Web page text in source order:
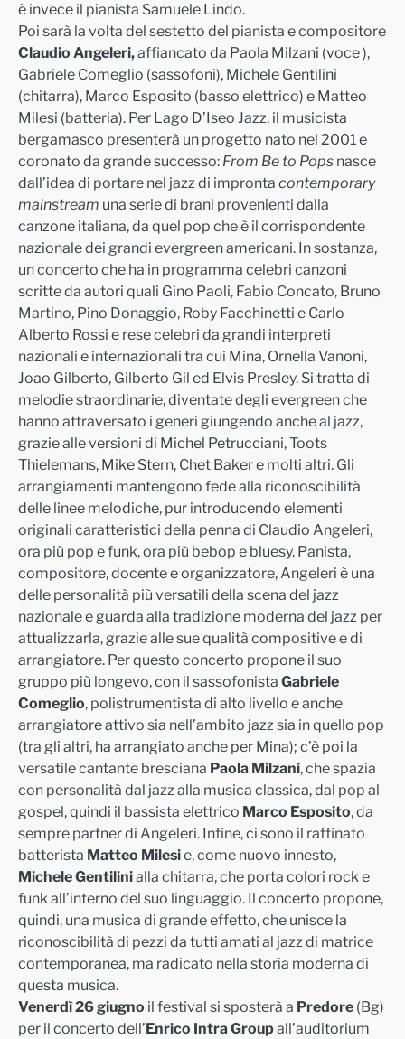
è invece il pianista Samuele Lindo.
Poi sarà la volta del sestetto del pianista e compositore
Claudio Angeleri,affiancato da Paola Milzani (voce ),
Gabriele Comeglio (sassofoni), Michele Gentilini
(chitarra), Marco Esposito (basso elettrico) e Matteo
Milesi (batteria). Per Lago D’Iseo Jazz, il musicista
bergamasco presenterà un progetto nato nel 2001 e
coronato da grande successo: From Be to Pops nasce
dall’idea di portare nel jazz di impronta contemporary
mainstream una serie di brani provenienti dalla
canzone italiana, da quel pop che è il corrispondente
nazionale dei grandi evergreen americani. In sostanza,
unconcerto che ha in programma celebri canzoni
scritte da autori quali Gino Paoli, Fabio Concato, Bruno
Martino, Pino Donaggio, Roby Facchinetti e Carlo
Alberto Rossi e rese celebri da grandi interpreti
nazionali e internazionali tra cui Mina, Ornella Vanoni,
Joao Gilberto, Gilberto Gil ed Elvis Presley. Si tratta di
melodie straordinarie, diventate degli evergreen che
hanno attraversato i generi giungendo anche al jazz,
grazie alle versioni di Michel Petrucciani, Toots
Thielemans, Mike Stern, Chet Baker e molti altri. Gli
arrangiamenti mantengono fede alla riconoscibilità
delle linee melodiche, pur introducendo elementi
originali caratteristici della penna di Claudio Angeleri,
ora più pop e funk, ora più bebop e bluesy. Panista,
compositore, docente e organizzatore,Angeleri è una
delle personalità più versatili della scena del jazz
nazionale e guarda alla tradizione moderna del jazz per
attualizzarla, grazie alle sue qualità compositive e di
arrangiatore. Per questo concerto propone il suo
gruppo più longevo, con il sassofonista Gabriele
Comeglio, polistrumentista di alto livello e anche
arrangiatore attivo sia nell’ambito jazz sia in quello pop
(tra gli altri, ha arrangiato anche per Mina); c’è poi la
versatile cantante bresciana Paola Milzani, che spazia
con personalità dal jazz alla musica classica, dal pop al
gospel, quindi il bassista elettrico Marco Esposito, da
sempre partner di Angeleri. Infine, ci sono il raffinato
batterista Matteo Milesie, come nuovo innesto,
Michele Gentilinialla chitarra, che porta colori rock e
funk all’interno del suo linguaggio. Il concerto propone,
quindi, una musica di grande effetto, che unisce la
riconoscibilità di pezzi da tutti amati al jazz di matrice
contemporanea, ma radicato nella storia moderna di
questa musica.
Venerdì 26 giugno il festival si sposterà a Predore (Bg)
per il concerto dell’Enrico Intra Groupall’auditorium